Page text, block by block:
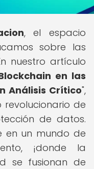
, el espacio
sobre las
nuestro artículo
en las
Análisis Crítico",
de
de datos.
en un mundo de
¡donde la
se fusionan de